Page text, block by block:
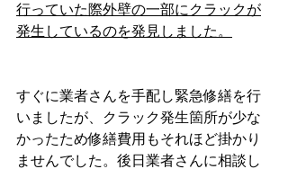
行っていた際外壁の一部にクラックが
発生しているのを発見しました。
すぐに業者さんを手配し緊急修繕を行
いましたが、クラック発生箇所が少な
かったため修繕費用もそれほど掛かり
ませんでした。後日業者さんに相談し